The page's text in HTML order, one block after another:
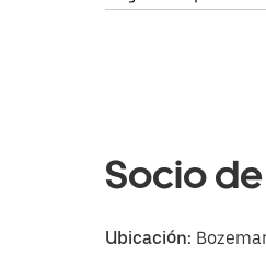
Socio
Ubicación: